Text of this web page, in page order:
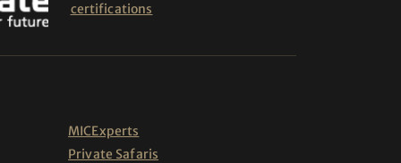
certifications
MICExperts
Private Safaris